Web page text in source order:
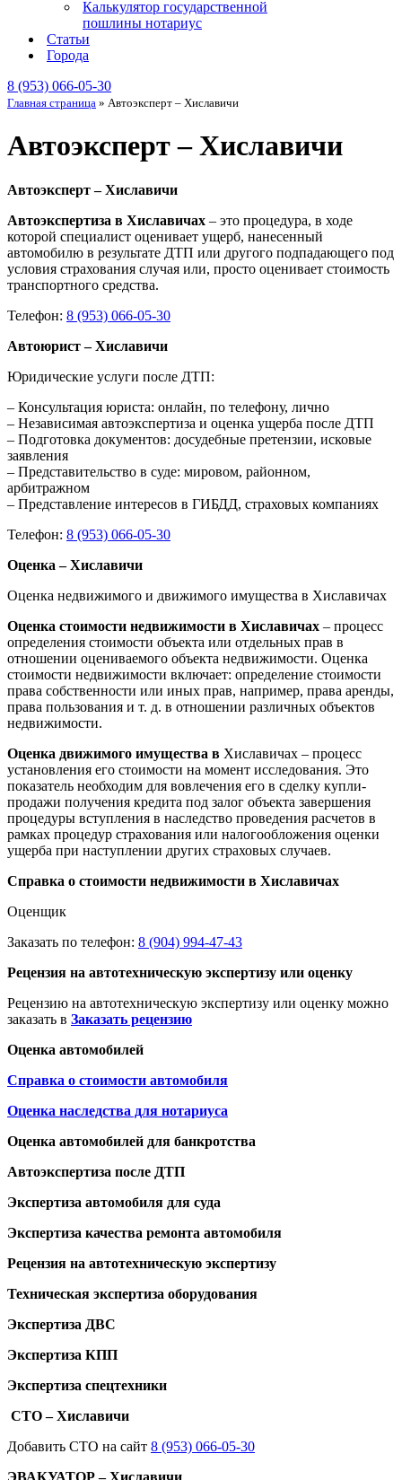
Калькулятор государственной
пошлины нотариус
Статьи
Города
8 (953) 066-05-30
Главная страница » Автоэксперт – Хиславичи
Автоэксперт – Хиславичи
Автоэксперт – Хиславичи
Автоэкспертиза в Хиславичах – это процедура, в ходе
которой специалист оценивает ущерб, нанесенный
автомобилю в результате ДТП или другого подпадающего под
условия страхования случая или, просто оценивает стоимость
транспортного средства.
Телефон: 8 (953) 066-05-30
Автоюрист – Хиславичи
Юридические услуги после ДТП:
– Консультация юриста: онлайн, по телефону, лично
– Независимая автоэкспертиза и оценка ущерба после ДТП
– Подготовка документов: досудебные претензии, исковые
заявления
– Представительство в суде: мировом, районном,
арбитражном
– Представление интересов в ГИБДД, страховых компаниях
Телефон: 8 (953) 066-05-30
Оценка – Хиславичи
Оценка недвижимого и движимого имущества в Хиславичах
Оценка стоимости недвижимости в Хиславичах – процесс
определения стоимости объекта или отдельных прав в
отношении оцениваемого объекта недвижимости. Оценка
стоимости недвижимости включает: определение стоимости
права собственности или иных прав, например, права аренды,
права пользования и т. д. в отношении различных объектов
недвижимости.
Оценка движимого имущества в Хиславичах – процесс
установления его стоимости на момент исследования. Это
показатель необходим для вовлечения его в сделку купли-
продажи получения кредита под залог объекта завершения
процедуры вступления в наследство проведения расчетов в
рамках процедур страхования или налогообложения оценки
ущерба при наступлении других страховых случаев.
Справка о стоимости недвижимости в Хиславичах
Оценщик
Заказать по телефон: 8 (904) 994-47-43
Рецензия на автотехническую экспертизу или оценку
Рецензию на автотехническую экспертизу или оценку можно
заказать в Заказать рецензию
Оценка автомобилей
Справка о стоимости автомобиля
Оценка наследства для нотариуса
Оценка автомобилей для банкротства
Автоэкспертиза после ДТП
Экспертиза автомобиля для суда
Экспертиза качества ремонта автомобиля
Рецензия на автотехническую экспертизу
Техническая экспертиза оборудования
Экспертиза ДВС
Экспертиза КПП
Экспертиза спецтехники
СТО – Хиславичи
Добавить СТО на сайт 8 (953) 066-05-30
ЭВАКУАТОР – Хиславичи